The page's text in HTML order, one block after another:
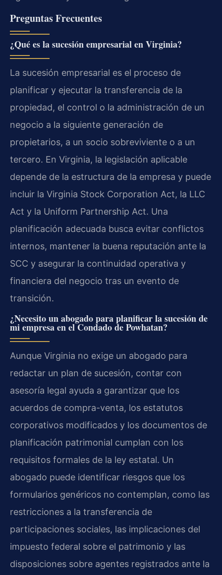
Preguntas Frecuentes
¿Qué es la sucesión empresarial en Virginia?
La sucesión empresarial es el proceso de
planificar y ejecutar la transferencia de la
propiedad, el control o la administración de un
negocio a la siguiente generación de
propietarios, a un socio sobreviviente o a un
tercero. En Virginia, la legislación aplicable
depende de la estructura de la empresa y puede
incluir la Virginia Stock Corporation Act, la LLC
Act y la Uniform Partnership Act. Una
planificación adecuada busca evitar conflictos
internos, mantener la buena reputación ante la
SCC y asegurar la continuidad operativa y
financiera del negocio tras un evento de
transición.
¿Necesito un abogado para planificar la sucesión de
mi empresa en el Condado de Powhatan?
Aunque Virginia no exige un abogado para
redactar un plan de sucesión, contar con
asesoría legal ayuda a garantizar que los
acuerdos de compra-venta, los estatutos
corporativos modificados y los documentos de
planificación patrimonial cumplan con los
requisitos formales de la ley estatal. Un
abogado puede identificar riesgos que los
formularios genéricos no contemplan, como las
restricciones a la transferencia de
participaciones sociales, las implicaciones del
impuesto federal sobre el patrimonio y las
disposiciones sobre agentes registrados ante la